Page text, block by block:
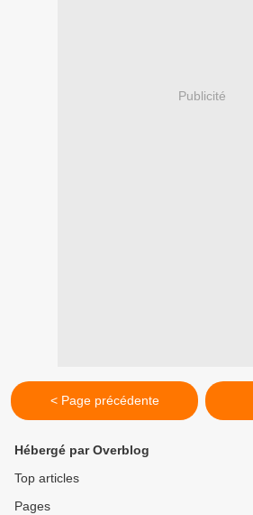
Publicité
< Page précédente
Hébergé par Overblog
Top articles
Pages